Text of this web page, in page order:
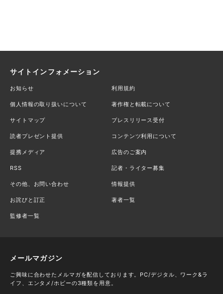
サイトインフォメーション
お知らせ 利用規約
個人情報の取り扱いについて 著作権と転載について
サイトマップ プレスリリース受付
読者プレゼント提供 コンテンツ利用について
提携メディア 広告のご案内
RSS 記者・ライター募集
その他、お問い合わせ 情報提供
お詫びと訂正 著者一覧
監修者一覧
メールマガジン
ご興味に合わせたメルマガを配信しております。PC/デジタル、ワーク&ラ
イフ、エンタメ/ホビーの3種類を用意。